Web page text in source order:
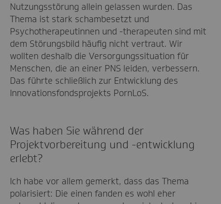
Nutzungsstörung allein gelassen wurden. Das
Thema ist stark schambesetzt und
Psychotherapeutinnen und -therapeuten sind mit
dem Störungsbild häufig nicht vertraut. Wir
wollten deshalb die Versorgungssituation für
Menschen, die an einer PNS leiden, verbessern.
Das führte schließlich zur Entwicklung des
Innovationsfondsprojekts PornLoS.
Was haben Sie während der
Projektvorbereitung und -entwicklung
erlebt?
Ich habe vor allem gemerkt, dass das Thema
polarisiert: Die einen fanden es wohl eher